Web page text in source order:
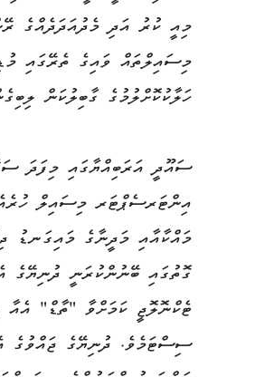
މިއީ ކުރު އަދި މެދުއަދަދެއްގެ
މިސައިލްތައް ވައިގެ ތެރޭގައި
ހަލާކުކޮށްލުމުގެ ގާބިލުކަން
ސައޫދީ އަރަބިއްޔާގައި މިފަދަ
އިންޓަރސެޕްޓަރ މިސައިލް
މައްކާއާއި މަދީނާގެ މައިގަނޑު
ގޮތުގައި ބޭނުންކުރަނީ ދުނިޔޭގެ
ޓެކްނޮލޮޖީ ކަމަށްވާ "ތާޑް"
ސިސްޓަމެވެ. ދުނިޔޭގެ ޖައްވުގެ